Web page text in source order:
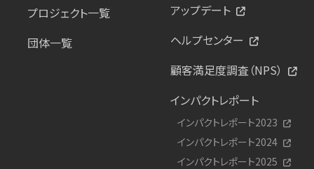
プロジェクト一覧
団体一覧
アップデート
ヘルプセンター
顧客満足度調査（NPS）
インパクトレポート
インパクトレポート2023
インパクトレポート2024
インパクトレポート2025